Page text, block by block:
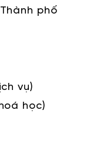
phố
vụ)
học)